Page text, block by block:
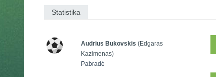
Statistika
Audrius Bukovskis (Edgaras
Kazimenas)
Pabradė